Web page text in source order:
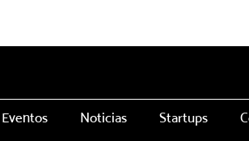
Eventos Noticias Startups